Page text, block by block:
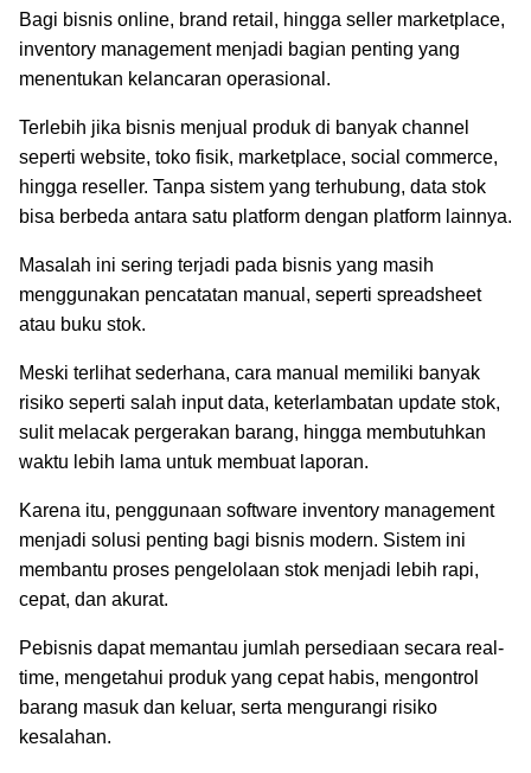
Bagi bisnis online, brand retail, hingga seller marketplace,
inventory management menjadi bagian penting yang
menentukan kelancaran operasional.
Terlebih jika bisnis menjual produk di banyak channel
seperti website, toko fisik, marketplace, social commerce,
hingga reseller. Tanpa sistem yang terhubung, data stok
bisa berbeda antara satu platform dengan platform lainnya.
Masalah ini sering terjadi pada bisnis yang masih
menggunakan pencatatan manual, seperti spreadsheet
atau buku stok.
Meski terlihat sederhana, cara manual memiliki banyak
risiko seperti salah input data, keterlambatan update stok,
sulit melacak pergerakan barang, hingga membutuhkan
waktu lebih lama untuk membuat laporan.
Karena itu, penggunaan software inventory management
menjadi solusi penting bagi bisnis modern. Sistem ini
membantu proses pengelolaan stok menjadi lebih rapi,
cepat, dan akurat.
Pebisnis dapat memantau jumlah persediaan secara real-
time, mengetahui produk yang cepat habis, mengontrol
barang masuk dan keluar, serta mengurangi risiko
kesalahan.